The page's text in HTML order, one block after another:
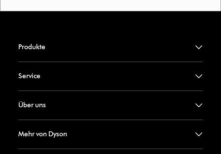
Produkte
Service
Über uns
Mehr von Dyson